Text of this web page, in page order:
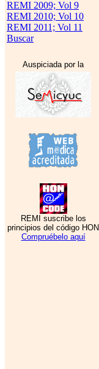
REMI 2009; Vol 9
REMI 2010; Vol 10
REMI 2011; Vol 11
Buscar
Auspiciada por la
REMI suscribe los
principios del código HON
Compruébelo aquí